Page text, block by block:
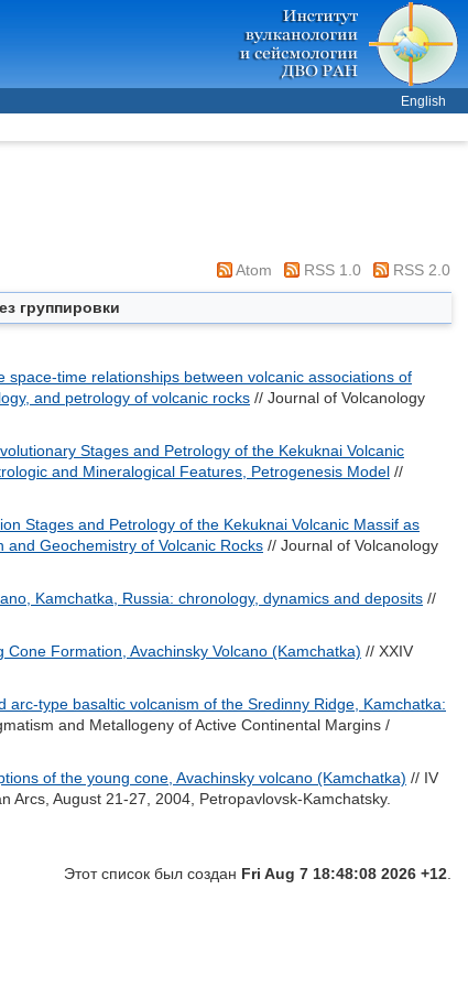
English
Atom RSS 1.0 RSS 2.0
группировки
space-time relationships between volcanic associations of
and petrology of volcanic rocks // Journal of Volcanology
Stages and Petrology of the Kekuknai Volcanic
and Mineralogical Features, Petrogenesis Model //
Stages and Petrology of the Kekuknai Volcanic Massif as
Geochemistry of Volcanic Rocks // Journal of Volcanology
Kamchatka, Russia: chronology, dynamics and deposits //
Formation, Avachinsky Volcano (Kamchatka) // XXIV
arc-type basaltic volcanism of the Sredinny Ridge, Kamchatka:
and Metallogeny of Active Continental Margins /
of the young cone, Avachinsky volcano (Kamchatka) // IV
August 21-27, 2004, Petropavlovsk-Kamchatsky.
Этот список был создан Fri Aug 7 18:48:08 2026 +12